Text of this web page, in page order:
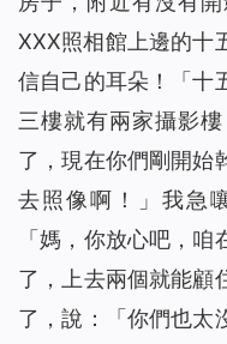
XXX照相館上邊的十
信自己的耳朵！「十
三樓就有兩家攝影
了，現在你們剛開始
去照像啊！」我急
「媽，你放心吧，
了，上去兩個就能顧
了，說：「你們也太